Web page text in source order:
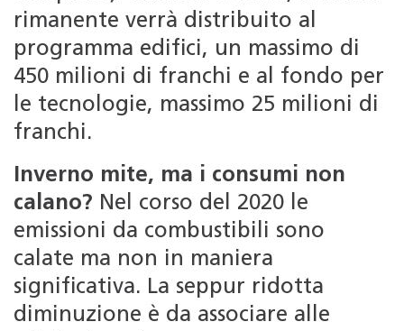
rimanente verrà distribuito al
programma edifici, un massimo di
450 milioni di franchi e al fondo per
le tecnologie, massimo 25 milioni di
franchi.
Inverno mite, ma i consumi non
calano? Nel corso del 2020 le
emissioni da combustibili sono
calate ma non in maniera
significativa. La seppur ridotta
diminuzione è da associare alle